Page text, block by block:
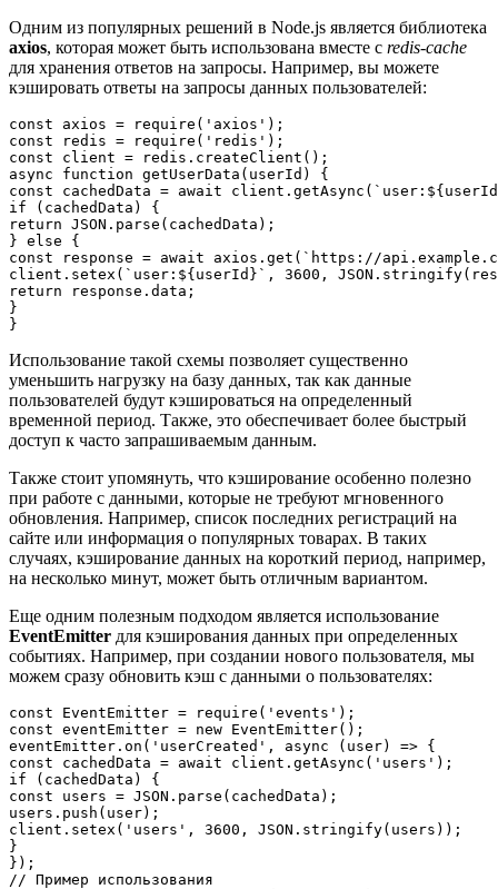
Одним из популярных решений в Node.js является библиотека
axios, которая может быть использована вместе с redis-cache
для хранения ответов на запросы. Например, вы можете
кэшировать ответы на запросы данных пользователей:
const axios = require('axios');
const redis = require('redis');
const client = redis.createClient();
async function getUserData(userId) {
const cachedData = await
if (cachedData) {
return JSON.parse(cachedData);
} else {
const response = await axios.get(`https://
client.setex(`user:${userId}`, 3600,
return response.data;
}
Использование такой схемы позволяет существенно
уменьшить нагрузку на базу данных, так как данные
пользователей будут кэшироваться на определенный
временной период. Также, это обеспечивает более быстрый
доступ к часто запрашиваемым данным.
Также стоит упомянуть, что кэширование особенно полезно
при работе с данными, которые не требуют мгновенного
обновления. Например, список последних регистраций на
сайте или информация о популярных товарах. В таких
случаях, кэширование данных на короткий период, например,
на несколько минут, может быть отличным вариантом.
Еще одним полезным подходом является использование
EventEmitter для кэширования данных при определенных
событиях. Например, при создании нового пользователя, мы
можем сразу обновить кэш с данными о пользователях:
const EventEmitter = require('events');
const eventEmitter = new EventEmitter();
eventEmitter.on('userCreated', async (user) => {
const cachedData = await client.getAsync('users');
if (cachedData) {
const users = JSON.parse(cachedData);
users.push(user);
client.setex('users', 3600, JSON.stringify(users));
}
});
// Пример использования